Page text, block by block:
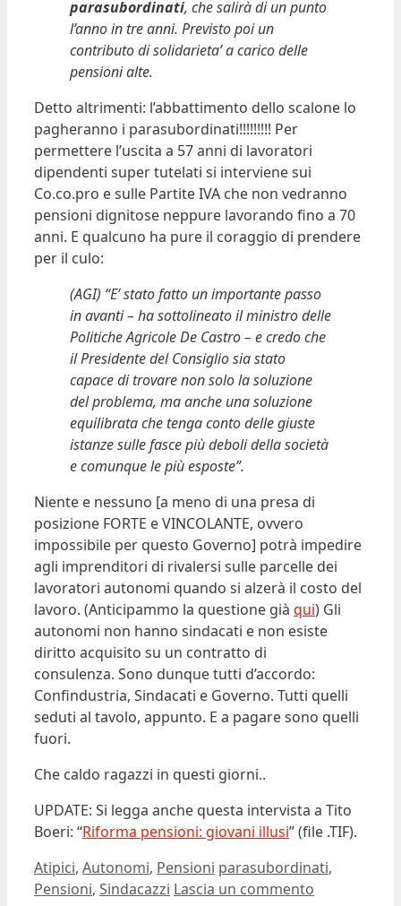
parasubordinati, che salirà di un punto
l’anno in tre anni. Previsto poi un
contributo di solidarieta’ a carico delle
pensioni alte.
Detto altrimenti: l’abbattimento dello scalone lo
pagheranno i parasubordinati!!!!!!!!! Per
permettere l’uscita a 57 anni di lavoratori
dipendenti super tutelati si interviene sui
Co.co.pro e sulle Partite IVA che non vedranno
pensioni dignitose neppure lavorando fino a 70
anni. E qualcuno ha pure il coraggio di prendere
per il culo:
(AGI) “E’ stato fatto un importante passo
in avanti – ha sottolineato il ministro delle
Politiche Agricole De Castro – e credo che
il Presidente del Consiglio sia stato
capace di trovare non solo la soluzione
del problema, ma anche una soluzione
equilibrata che tenga conto delle giuste
istanze sulle fasce più deboli della società
e comunque le più esposte”.
Niente e nessuno [a meno di una presa di
posizione FORTE e VINCOLANTE, ovvero
impossibile per questo Governo] potrà impedire
agli imprenditori di rivalersi sulle parcelle dei
lavoratori autonomi quando si alzerà il costo del
lavoro. (Anticipammo la questione già qui) Gli
autonomi non hanno sindacati e non esiste
diritto acquisito su un contratto di
consulenza. Sono dunque tutti d’accordo:
Confindustria, Sindacati e Governo. Tutti quelli
seduti al tavolo, appunto. E a pagare sono quelli
fuori.
Che caldo ragazzi in questi giorni..
UPDATE: Si legga anche questa intervista a Tito
Boeri: “Riforma pensioni: giovani illusi” (file .TIF).
Categorie
Atipici, Autonomi, Pensioni Tag
parasubordinati,
Pensioni, Sindacazzi Lascia un commento